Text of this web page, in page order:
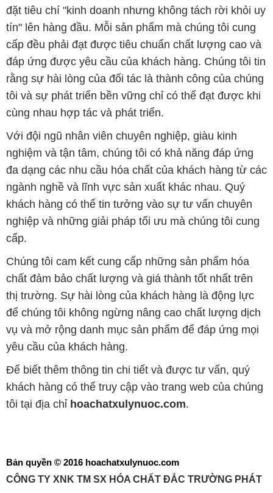
đặt tiêu chí "kinh doanh nhưng không tách rời khỏi uy
tín" lên hàng đầu. Mỗi sản phẩm mà chúng tôi cung
cấp đều phải đạt được tiêu chuẩn chất lượng cao và
đáp ứng được yêu cầu của khách hàng. Chúng tôi tin
rằng sự hài lòng của đối tác là thành công của chúng
tôi và sự phát triển bền vững chỉ có thể đạt được khi
cùng nhau hợp tác và phát triển.
Với đội ngũ nhân viên chuyên nghiệp, giàu kinh
nghiệm và tận tâm, chúng tôi có khả năng đáp ứng
đa dạng các nhu cầu hóa chất của khách hàng từ các
ngành nghề và lĩnh vực sản xuất khác nhau. Quý
khách hàng có thể tin tưởng vào sự tư vấn chuyên
nghiệp và những giải pháp tối ưu mà chúng tôi cung
cấp.
Chúng tôi cam kết cung cấp những sản phẩm hóa
chất đảm bảo chất lượng và giá thành tốt nhất trên
thị trường. Sự hài lòng của khách hàng là động lực
để chúng tôi không ngừng nâng cao chất lượng dịch
vụ và mở rộng danh mục sản phẩm để đáp ứng mọi
yêu cầu của khách hàng.
Để biết thêm thông tin chi tiết và được tư vấn, quý
khách hàng có thể truy cập vào trang web của chúng
tôi tại địa chỉ hoachatxulynuoc.com.
Bản quyền © 2016 hoachatxulynuoc.com
CÔNG TY XNK TM SX HÓA CHẤT ĐẮC TRƯỜNG PHÁT